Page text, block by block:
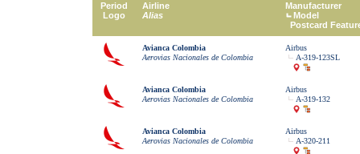
Period
Logo
Airline
Alias
Manufacturer
Model
Postcard
Avianca Colombia
Aerovias Nacionales de Colombia
Airbus
A-319-123SL
Avianca Colombia
Aerovias Nacionales de Colombia
Airbus
A-319-132
Avianca Colombia
Aerovias Nacionales de Colombia
Airbus
A-320-211